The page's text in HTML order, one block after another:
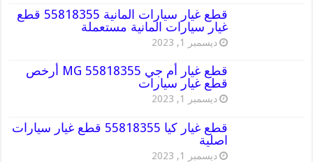
قطع غيار سيارات المانية 55818355 قطع
غيار سيارات المانية مستعملة
ديسمبر 1, 2023
قطع غيار أم جي MG 55818355 أرخص
قطع غيار سيارات
ديسمبر 1, 2023
قطع غيار كيا 55818355 قطع غيار سيارات
اصلية
ديسمبر 1, 2023